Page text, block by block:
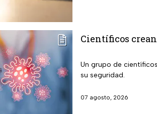
Científicos
Un grupo de
su seguridad.
07 agosto, 2026